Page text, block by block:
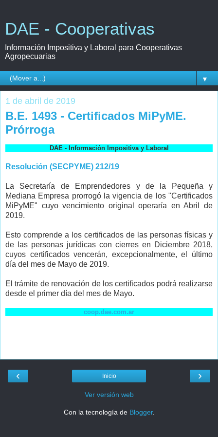
DAE - Cooperativas
Información Impositiva y Laboral para Cooperativas
Agropecuarias
▼
1 de abril de 2019
B.E. 1493 - Certificados MiPyME.
Prórroga
DAE - Información Impositiva y Laboral
Resolución (SECPYME) 212/19
La Secretaría de Emprendedores y de la Pequeña y
Mediana Empresa prorrogó la vigencia de los "Certificados
MiPyME" cuyo vencimiento original operaría en Abril de
2019.
Esto comprende a los certificados de las personas físicas y
de las personas jurídicas con cierres en Diciembre 2018,
cuyos certificados vencerán, excepcionalmente, el último
día del mes de Mayo de 2019.
El trámite de renovación de los certificados podrá realizarse
desde el primer día del mes de Mayo.
coop.dae.com.ar
‹ ›
Inicio
Ver versión web
Con la tecnología de Blogger.